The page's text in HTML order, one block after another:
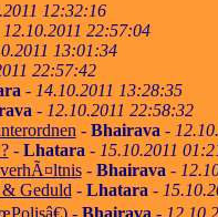
12:32:16
12.10.2011 22:57:04
13:01:34
22:57:42
- 14.10.2011 13:28:35
- 12.10.2011 22:58:32
- Bhairava-
- Lhatara- 15.10.2011
- Bhairava-
& Geduld- Lhatara-